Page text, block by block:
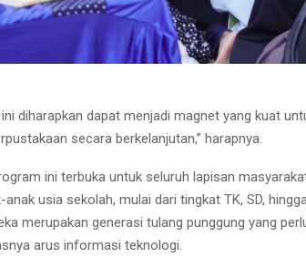
diharapkan dapat menjadi magnet yang kuat
secara berkelanjutan,” harapnya.
ini terbuka untuk seluruh lapisan
anak usia sekolah, mulai dari tingkat TK, SD,
merupakan generasi tulang punggung yang
arus informasi teknologi.